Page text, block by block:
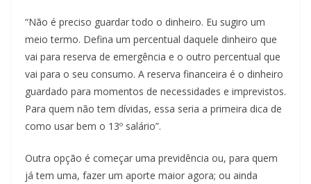
“Não é preciso guardar todo o dinheiro. Eu sugiro um
meio termo. Defina um percentual daquele dinheiro que
vai para reserva de emergência e o outro percentual que
vai para o seu consumo. A reserva financeira é o dinheiro
guardado para momentos de necessidades e imprevistos.
Para quem não tem dívidas, essa seria a primeira dica de
como usar bem o 13º salário”.
Outra opção é começar uma previdência ou, para quem
já tem uma, fazer um aporte maior agora; ou ainda